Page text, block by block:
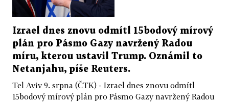
Izrael dnes znovu odmítl 15bodový mírový
plán pro Pásmo Gazy navržený Radou
míru, kterou ustavil Trump. Oznámil to
Netanjahu, píše Reuters.
Tel Aviv 9. srpna (ČTK) - Izrael dnes znovu odmítl
15bodový mírový plán pro Pásmo Gazy navržený Radou